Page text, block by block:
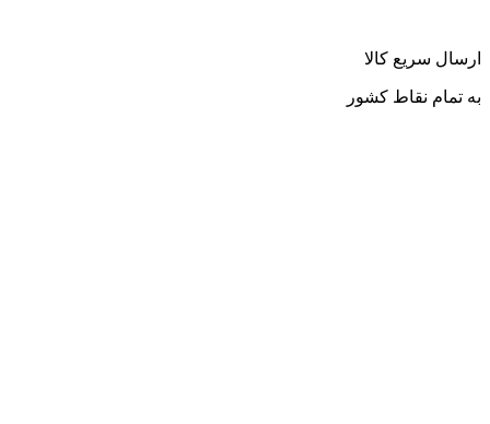
ارسال سریع کالا
به تمام نقاط کشور